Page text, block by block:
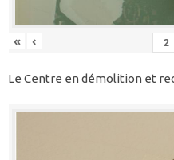
« ‹
Le Centre en démolition et